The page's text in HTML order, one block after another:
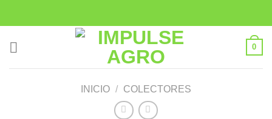
0
INICIO / COLECTORES